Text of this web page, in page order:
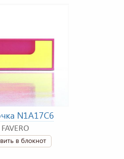
N1A17C6
FAVERO
в блокнот